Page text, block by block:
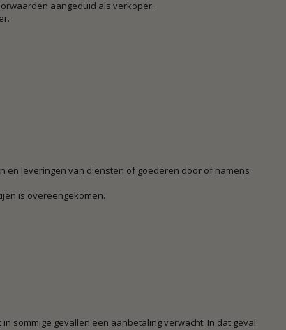
aangeduid als verkoper.
en leveringen van diensten of goederen door of namens
is overeengekomen.
sommige gevallen een aanbetaling verwacht. In dat geval